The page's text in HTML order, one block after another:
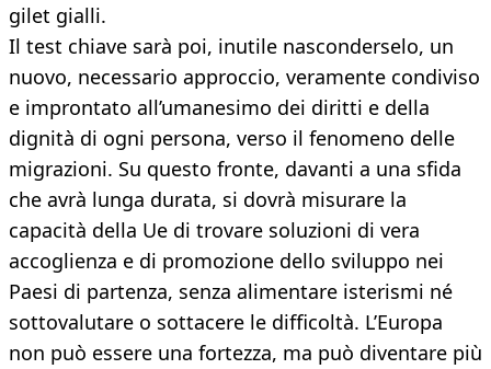
gilet gialli.
Il test chiave sarà poi, inutile nasconderselo, un
nuovo, necessario approccio, veramente condiviso
e improntato all’umanesimo dei diritti e della
dignità di ogni persona, verso il fenomeno delle
migrazioni. Su questo fronte, davanti a una sfida
che avrà lunga durata, si dovrà misurare la
capacità della Ue di trovare soluzioni di vera
accoglienza e di promozione dello sviluppo nei
Paesi di partenza, senza alimentare isterismi né
sottovalutare o sottacere le difficoltà. L’Europa
non può essere una fortezza, ma può diventare più